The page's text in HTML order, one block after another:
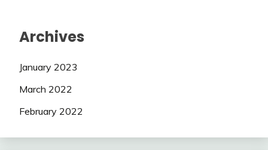
Archives
January 2023
March 2022
February 2022